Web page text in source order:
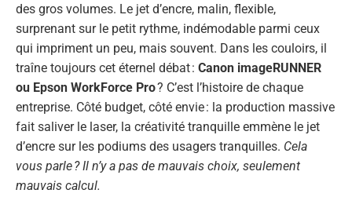
des gros volumes. Le jet d’encre, malin, flexible,
surprenant sur le petit rythme, indémodable parmi ceux
qui impriment un peu, mais souvent. Dans les couloirs, il
traîne toujours cet éternel débat : Canon imageRUNNER
ou Epson WorkForce Pro? C’est l’histoire de chaque
entreprise. Côté budget, côté envie : la production massive
fait saliver le laser, la créativité tranquille emmène le jet
d’encre sur les podiums des usagers tranquilles. Cela
vous parle ? Il n’y a pas de mauvais choix, seulement
mauvais calcul.